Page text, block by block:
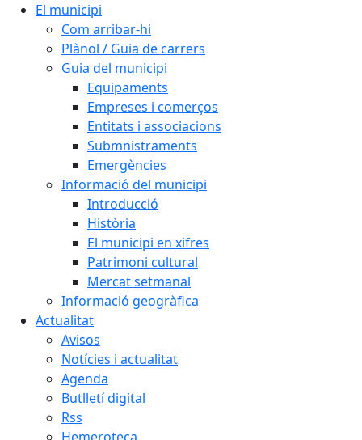
El municipi
Com arribar-hi
Plànol / Guia de carrers
Guia del municipi
Equipaments
Empreses i comerços
Entitats i associacions
Submnistraments
Emergències
Informació del municipi
Introducció
Història
El municipi en xifres
Patrimoni cultural
Mercat setmanal
Informació geogràfica
Actualitat
Avisos
Notícies i actualitat
Agenda
Butlletí digital
Rss